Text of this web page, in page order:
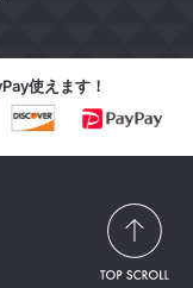
使えます！